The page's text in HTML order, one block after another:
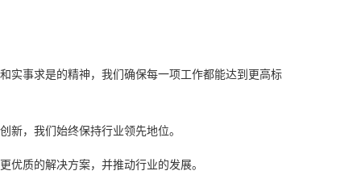
实事求是的精神，我们确保每一项工作都能达到更高标
，我们始终保持行业领先地位。
质的解决方案，并推动行业的发展。